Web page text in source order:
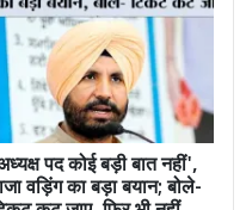
पद कोई बड़ी बात नहीं',
वड़िंग का बड़ा बयान; बोले-